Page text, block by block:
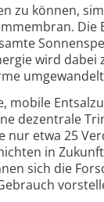
zu können,
Die
wird dabei
mobile
dezen­trale
etwa 25
in
sich die